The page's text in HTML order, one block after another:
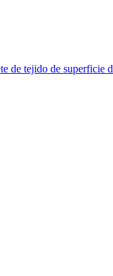
de tejido de superficie